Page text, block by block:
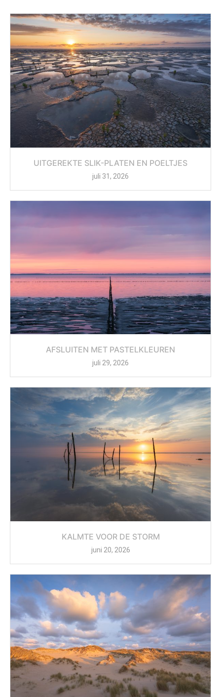
UITGEREKTE SLIK-PLATEN EN POELTJES
juli 31, 2026
AFSLUITEN MET PASTELKLEUREN
juli 29, 2026
KALMTE VOOR DE STORM
juni 20, 2026